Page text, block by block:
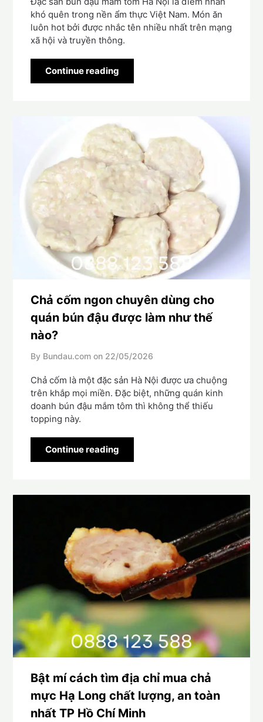
khó quên trong nền ẩm thực Việt Nam. Món ăn
luôn hot bởi được nhắc tên nhiều nhất trên mạng
xã hội và truyền thông.
Continue reading
Chả cốm ngon chuyên dùng cho
quán bún đậu được làm như thế
nào?
By Bundau.com on 22/05/2026
Chả cốm là một đặc sản Hà Nội được ưa chuộng
trên khắp mọi miền. Đặc biệt, những quán kinh
doanh bún đậu mắm tôm thì không thể thiếu
topping này.
Continue reading
Bật mí cách tìm địa chỉ mua chả
mực Hạ Long chất lượng, an toàn
nhất TP Hồ Chí Minh